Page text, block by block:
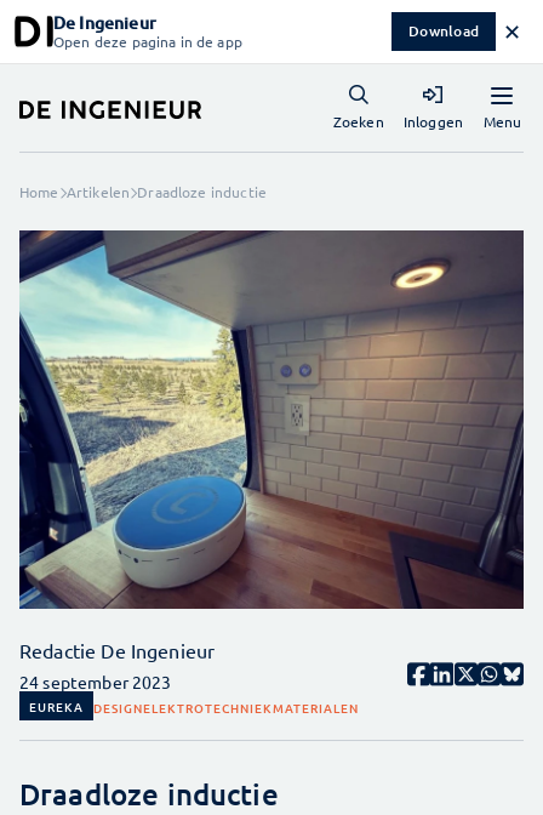
De Ingenieur
Open deze pagina in de app Download ✕
Menu
Zoeken Inloggen
Home Artikelen Draadloze inductie
Redactie De Ingenieur
24 september 2023
EUREKA DESIGNELEKTROTECHNIEKMATERIALEN
Draadloze inductie